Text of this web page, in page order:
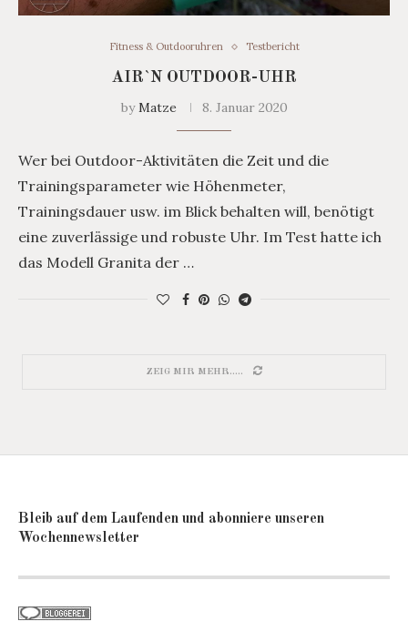
Fitness & Outdooruhren Testbericht
AIR`N OUTDOOR-UHR
byMatze 8. Januar 2020
Wer bei Outdoor-Aktivitäten die Zeit und die
Trainingsparameter wie Höhenmeter,
Trainingsdauer usw. im Blick behalten will, benötigt
eine zuverlässige und robuste Uhr. Im Test hatte ich
das Modell Granita der …
ZEIG MIR MEHR.....
Bleib auf dem Laufenden und abonniere unseren
Wochennewsletter